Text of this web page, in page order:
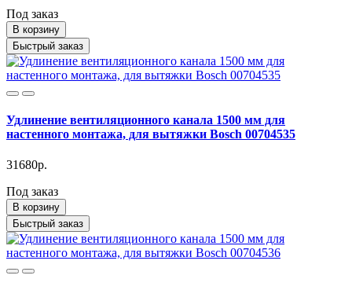
Под заказ
В корзину
Быстрый заказ
Удлинение вентиляционного канала 1500 мм для
настенного монтажа, для вытяжки Bosch 00704535
31680р.
Под заказ
В корзину
Быстрый заказ